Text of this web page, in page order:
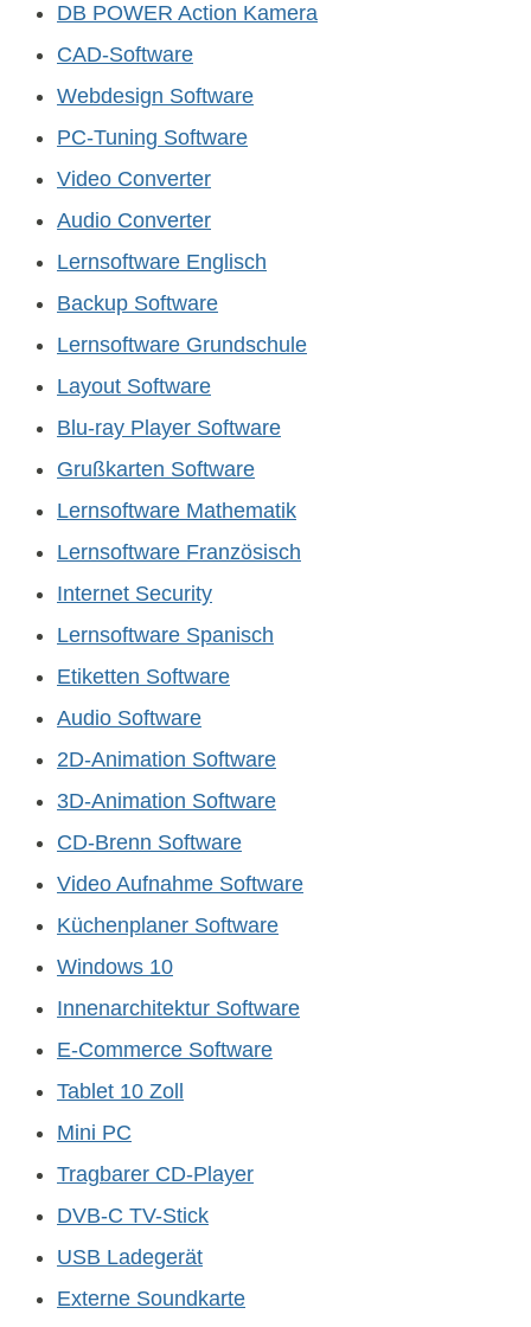
DB POWER Action Kamera
CAD-Software
Webdesign Software
PC-Tuning Software
Video Converter
Audio Converter
Lernsoftware Englisch
Backup Software
Lernsoftware Grundschule
Layout Software
Blu-ray Player Software
Grußkarten Software
Lernsoftware Mathematik
Lernsoftware Französisch
Internet Security
Lernsoftware Spanisch
Etiketten Software
Audio Software
2D-Animation Software
3D-Animation Software
CD-Brenn Software
Video Aufnahme Software
Küchenplaner Software
Windows 10
Innenarchitektur Software
E-Commerce Software
Tablet 10 Zoll
Mini PC
Tragbarer CD-Player
DVB-C TV-Stick
USB Ladegerät
Externe Soundkarte